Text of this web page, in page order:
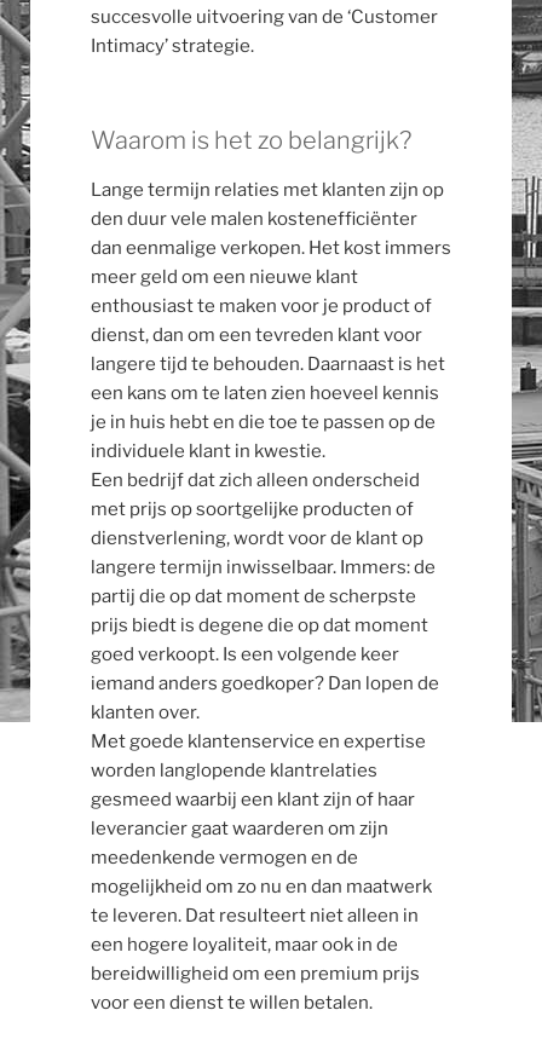
succesvolle uitvoering van de ‘Customer
Intimacy’ strategie.
Waarom is het zo belangrijk?
Lange termijn relaties met klanten zijn op
den duur vele malen kostenefficiënter
dan eenmalige verkopen. Het kost immers
meer geld om een nieuwe klant
enthousiast te maken voor je product of
dienst, dan om een tevreden klant voor
langere tijd te behouden. Daarnaast is het
een kans om te laten zien hoeveel kennis
je in huis hebt en die toe te passen op de
individuele klant in kwestie.
Een bedrijf dat zich alleen onderscheid
met prijs op soortgelijke producten of
dienstverlening, wordt voor de klant op
langere termijn inwisselbaar. Immers: de
partij die op dat moment de scherpste
prijs biedt is degene die op dat moment
goed verkoopt. Is een volgende keer
iemand anders goedkoper? Dan lopen de
klanten over.
Met goede klantenservice en expertise
worden langlopende klantrelaties
gesmeed waarbij een klant zijn of haar
leverancier gaat waarderen om zijn
meedenkende vermogen en de
mogelijkheid om zo nu en dan maatwerk
te leveren. Dat resulteert niet alleen in
een hogere loyaliteit, maar ook in de
bereidwilligheid om een premium prijs
voor een dienst te willen betalen.